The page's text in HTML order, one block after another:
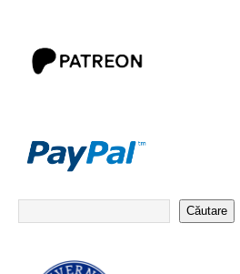
Căutare